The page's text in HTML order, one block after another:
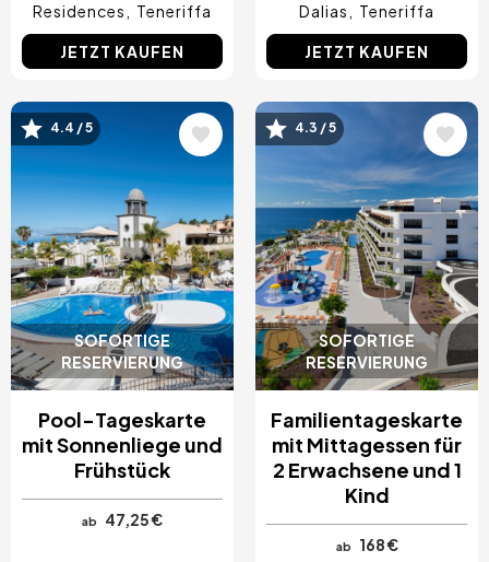
Residences
Teneriffa
JETZT KAUFEN
Dalias
Teneriffa
JETZT KAUFEN
SOFORTIGE
RESERVIERUNG
Bild4.4 / 5
Pool-Tageskarte
mit Sonnenliege und
Frühstück
ab 47,25 €
SOFORTIGE
RESERVIERUNG
Bild4.3 / 5
Familientageskarte
mit Mittagessen für
2 Erwachsene und 1
Kind
ab
168 €